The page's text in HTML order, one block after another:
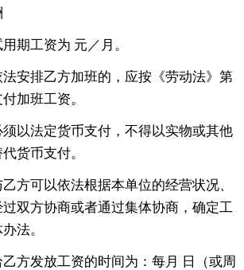
用期工资为 元／月。
法安排乙方加班的，应按《劳动法》第
加班工资。
须以法定货币支付，不得以实物或其他
货币支付。
乙方可以依法根据本单位的经营状况、
双方协商或者通过集体协商，确定工
法。
乙方发放工资的时间为：每月 日（或周